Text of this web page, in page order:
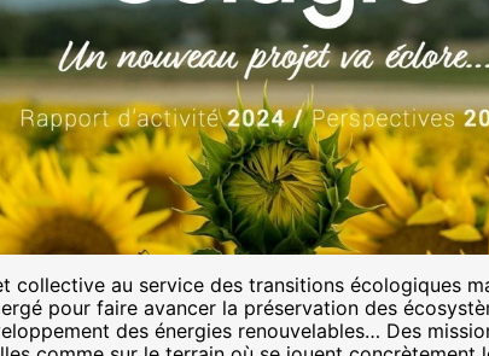
au service des transitions écologiques
pour faire avancer la préservation des
des énergies renouvelables… Des